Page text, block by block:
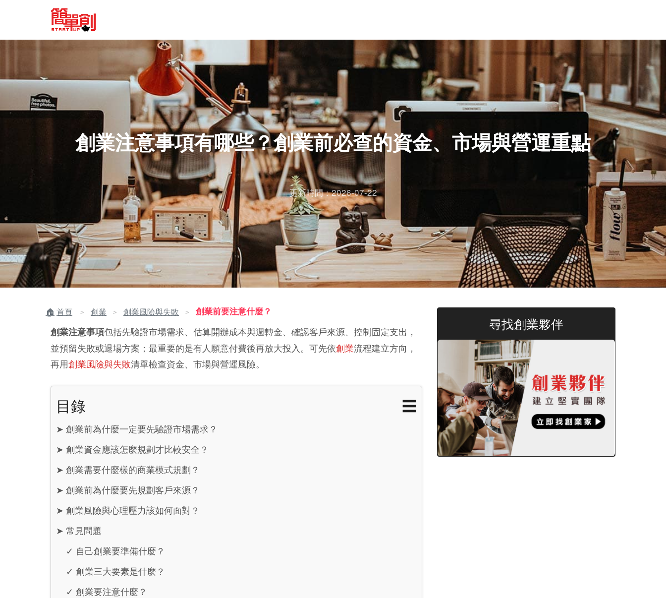
創業注意事項有哪些？創業前必查的資金、市場與營運重點
更新時間：2026-07-22
首頁 ＞ 創業 ＞ 創業風險與失敗 ＞ 創業前要注意什麼？
創業注意事項包括先驗證市場需求、估算開辦成本與週轉金、確認客戶來源、控制固定支出，
並預留失敗或退場方案；最重要的是有人願意付費後再放大投入。可先依創業流程建立方向，
再用創業風險與失敗清單檢查資金、市場與營運風險。
目錄 ☰
➤ 創業前為什麼一定要先驗證市場需求？
➤ 創業資金應該怎麼規劃才比較安全？
➤ 創業需要什麼樣的商業模式規劃？
➤ 創業前為什麼要先規劃客戶來源？
➤ 創業風險與心理壓力該如何面對？
➤ 常見問題
✓ 自己創業要準備什麼？
✓ 創業三大要素是什麼？
✓ 創業要注意什麼？
尋找創業夥伴